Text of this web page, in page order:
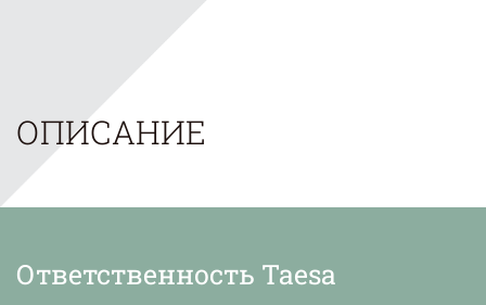
ОПИСАНИЕ
Ответственность Taesa